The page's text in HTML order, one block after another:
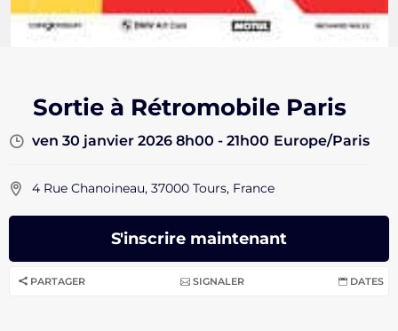
Sortie à Rétromobile Paris
ven 30 janvier 2026 8h00 - 21h00 Europe/Paris
4 Rue Chanoineau, 37000 Tours, France
S'inscrire maintenant
PARTAGER SIGNALER DATES